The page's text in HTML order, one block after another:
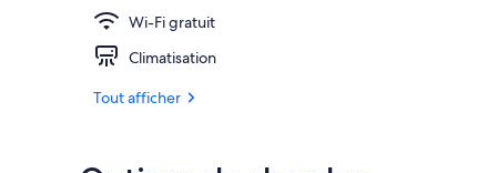
Wi-Fi gratuit
Climatisation
Tout afficher